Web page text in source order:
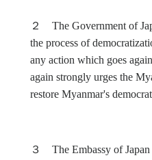
２The Government of
the process of
any action which goes
again strongly urges the
restore Myanmar's
３The Embassy of